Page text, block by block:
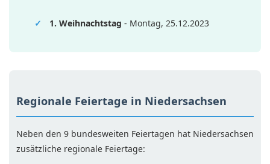
1. Weihnachtstag - Montag, 25.12.2023
Regionale Feiertage in Niedersachsen
Neben den 9 bundesweiten Feiertagen hat Niedersachsen
zusätzliche regionale Feiertage: